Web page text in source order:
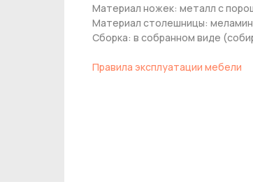
Материал ножек: металл с
Материал столешницы: меламин
Сборка: в собранном виде
Правила эксплуатации мебели